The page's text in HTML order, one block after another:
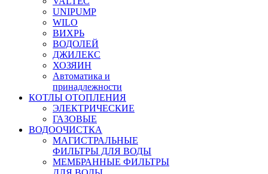
UNIPUMP
WILO
ВИХРЬ
ВОДОЛЕЙ
ДЖИЛЕКС
ХОЗЯИН
Автоматика и
принадлежности
КОТЛЫ ОТОПЛЕНИЯ
ЭЛЕКТРИЧЕСКИЕ
ГАЗОВЫЕ
ВОДООЧИСТКА
МАГИСТРАЛЬНЫЕ
ФИЛЬТРЫ ДЛЯ ВОДЫ
МЕМБРАННЫЕ ФИЛЬТРЫ